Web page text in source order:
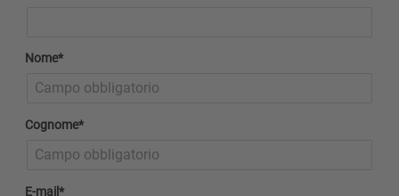
Nome*
Cognome*
E-mail*